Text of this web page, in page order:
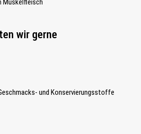
wir gerne
und Konservierungsstoffe